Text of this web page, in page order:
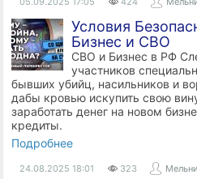
Условия
Бизнес и СВО
СВО и Бизнес в РФ
участников
бывших убийц, насильников и
дабы кровью искупить свою
заработать денег на новом
кредиты.
Подробнее
24.08.2025 18:01 323